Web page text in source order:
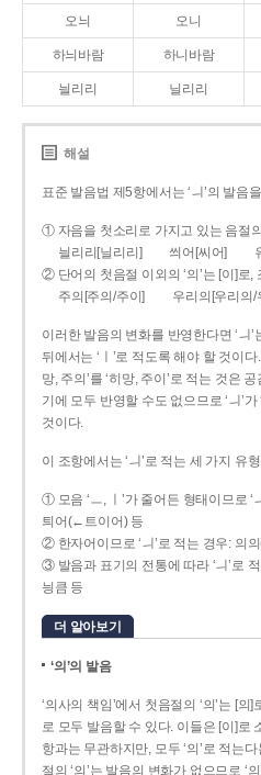
오늬 오니
하늬바람 하니바람
늴리리 닐리리
해설
표준 발음법 제5항에서는 ‘ㅢ’의 발음
① 자음을 첫소리로 가지고 있는 음절
늴리리[닐리리]
씌어[씨어]
② 단어의 첫음절 이외의 ‘의’는 [이]로,
주의[주의/주이]
우리의[우리의/
이러한 발음의 변화를 반영한다면 ‘ㅢ’
뒤에서는 ‘ㅣ’로 적도록 해야 할 것이
망, 주의’를 ‘히망, 주이’로 적는 것은
기에 모두 반영할 수도 없으므로 ‘ㅢ’가
것이다.
이 조항에서는 ‘ㅢ’로 적는 세 가지 유
① 모음 ‘ㅡ, ㅣ’가 줄어든 형태이므로
틔어(←트이어) 등
② 한자어이므로 ‘ㅢ’로 적는 경우: 의
③ 발음과 표기의 전통에 따라 ‘ㅢ’로
닁큼 등
더 알아보기
‘의’의 발음
‘의사의 책임’에서 첫음절의 ‘의’는 [의
로 모두 발음할 수 있다. 이들은 [이]로
항과는 무관하지만, 모두 ‘의’로 적는
절의 ‘의’는 발음의 변화가 없으므로 ‘